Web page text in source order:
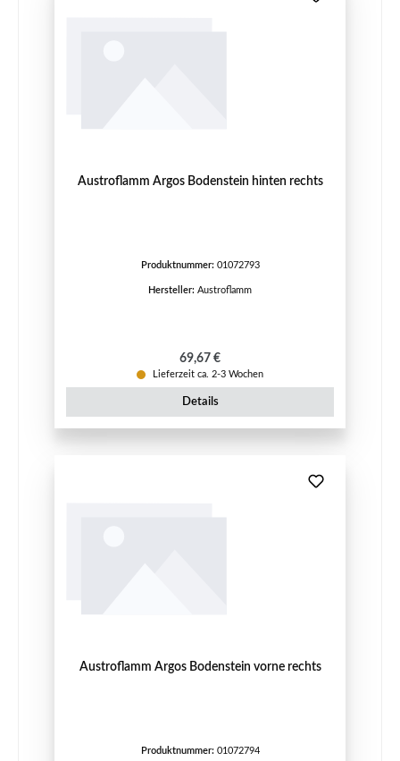
Austroflamm Argos Bodenstein hinten rechts
Produktnummer: 01072793
Hersteller: Austroflamm
Regulärer Preis:
69,67 €
Lieferzeit ca. 2-3 Wochen
Details
Austroflamm Argos Bodenstein vorne rechts
Produktnummer: 01072794